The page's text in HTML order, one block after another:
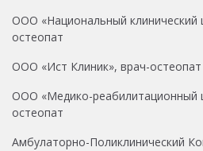
ООО «Национальный клинический
остеопат
ООО «Ист Клиник», врач-остеопат
ООО «Медико-реабилитационный
остеопат
Амбулаторно-Поликлинический